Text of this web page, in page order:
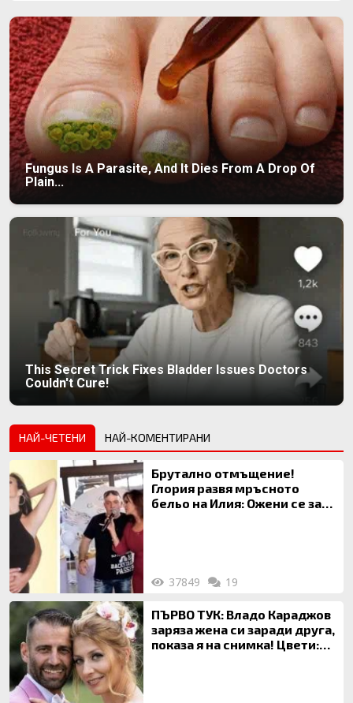
Fungus Is A Parasite, And It Dies From A Drop Of
Plain...
This Secret Trick Fixes Bladder Issues Doctors
Couldn't Cure!
НАЙ-ЧЕТЕНИ НАЙ-КОМЕНТИРАНИ
Брутално отмъщение!
Глория развя мръсното
бельо на Илия: Ожени се за
37849 19
ПЪРВО ТУК: Владо Караджов
заряза жена си заради друга,
показа я на снимка! Цвети: